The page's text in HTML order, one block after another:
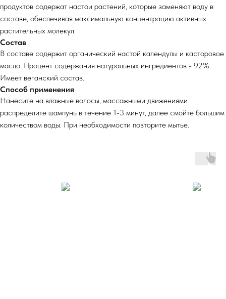
продуктов содержат настои растений, которые заменяют воду в
составе, обеспечивая максимальную концентрацию активных
растительных молекул.
Состав
В составе содержит органический настой календулы и касторовое
масло. Процент содержания натуральных ингредиентов - 92%.
Имеет веганский состав.
Способ применения
Нанесите на влажные волосы, массажными движениями
распределите шампунь в течение 1-3 минут, далее смойте большим
количеством воды. При необходимости повторите мытье.